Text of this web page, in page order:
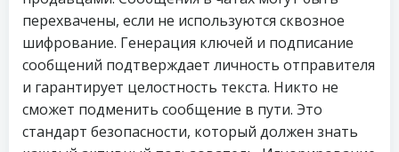
перехвачены, если не используются сквозное
шифрование. Генерация ключей и подписание
сообщений подтверждает личность отправителя
и гарантирует целостность текста. Никто не
сможет подменить сообщение в пути. Это
стандарт безопасности, который должен знать